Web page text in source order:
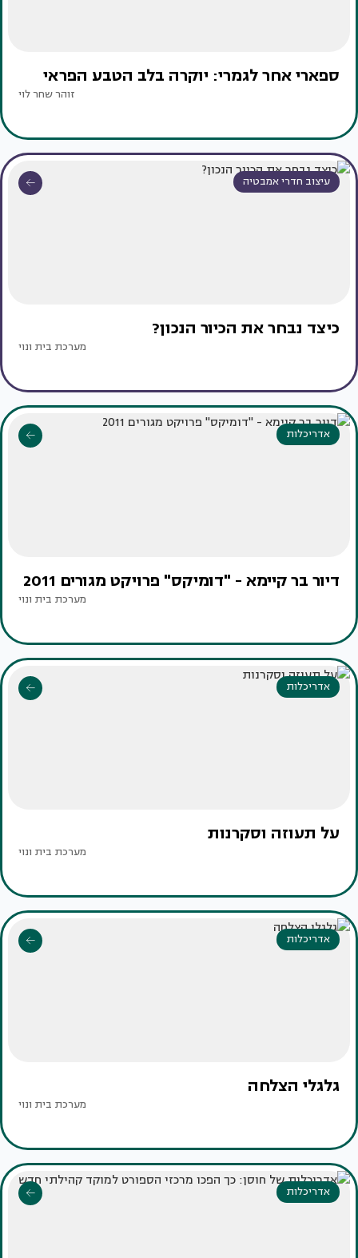
ספארי אחר לגמרי: יוקרה בלב הטבע הפראי
זוהר שחר לוי
עיצוב חדרי אמבטיה
כיצד נבחר את הכיור הנכון?
מערכת בית ונוי
אדריכלות
דיור בר קיימא - "דומיקס" פרויקט מגורים 2011
מערכת בית ונוי
אדריכלות
על תעוזה וסקרנות
מערכת בית ונוי
אדריכלות
גלגלי הצלחה
מערכת בית ונוי
אדריכלות